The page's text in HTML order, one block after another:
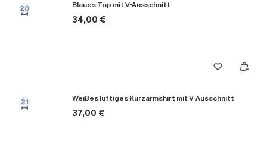
20 Blaues Top mit V-Ausschnitt
34,00 €
21 Weißes luftiges Kurzarmshirt mit V-Ausschnitt
37,00 €